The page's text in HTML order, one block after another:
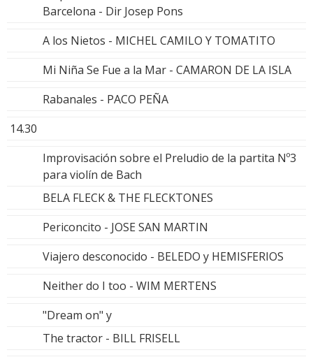
Barcelona - Dir Josep Pons
A los Nietos - MICHEL CAMILO Y TOMATITO
Mi Niña Se Fue a la Mar - CAMARON DE LA ISLA
Rabanales - PACO PEÑA
14.30
Improvisación sobre el Preludio de la partita Nº3
para violín de Bach
BELA FLECK & THE FLECKTONES
Periconcito - JOSE SAN MARTIN
Viajero desconocido - BELEDO y HEMISFERIOS
Neither do I too - WIM MERTENS
"Dream on" y
The tractor - BILL FRISELL